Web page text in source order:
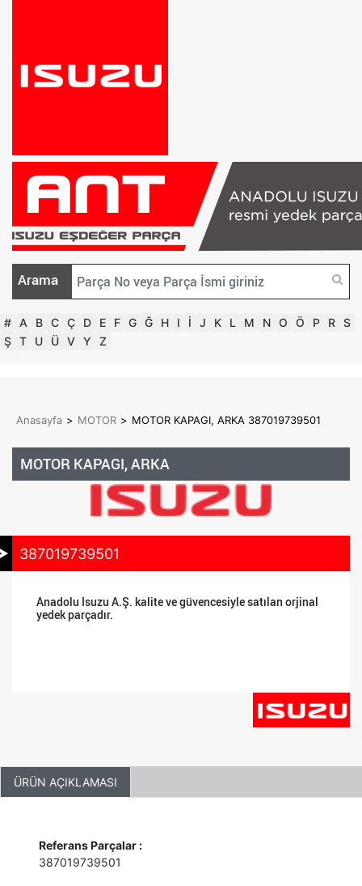
Arama
# A B C Ç D E F G Ğ H I İ J K L M N O Ö P R S
Ş T U Ü V Y Z
Anasayfa > MOTOR > MOTOR KAPAGI, ARKA 387019739501
MOTOR KAPAGI, ARKA
387019739501
Anadolu Isuzu A.Ş. kalite ve güvencesiyle satılan orjinal
yedek parçadır.
ÜRÜN AÇIKLAMASI
Referans Parçalar :
387019739501